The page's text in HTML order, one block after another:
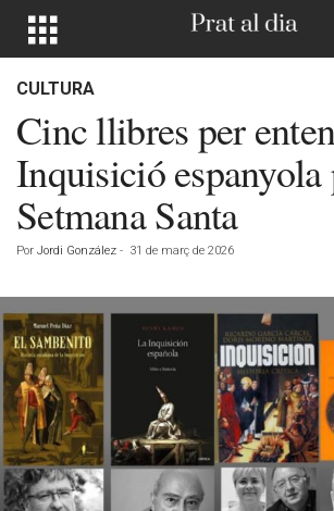
CULTURA
Cinc llibres per
Inquisició espanyola
Setmana Santa
Por Jordi González - 31 de març de 2026